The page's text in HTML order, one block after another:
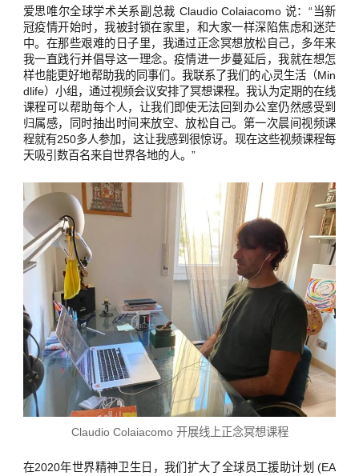
爱思唯尔全球学术关系副总裁 Claudio Colaiacomo 说：“当新
冠疫情开始时，我被封锁在家里，和大家一样深陷焦虑和迷茫
中。在那些艰难的日子里，我通过正念冥想放松自己，多年来
我一直践行并倡导这一理念。疫情进一步蔓延后，我就在想怎
样也能更好地帮助我的同事们。我联系了我们的心灵生活（Min
dlife）小组，通过视频会议安排了冥想课程。我认为定期的在线
课程可以帮助每个人，让我们即使无法回到办公室仍然感受到
归属感，同时抽出时间来放空、放松自己。第一次晨间视频课
程就有250多人参加，这让我感到很惊讶。现在这些视频课程每
天吸引数百名来自世界各地的人。”
Claudio Colaiacomo 开展线上正念冥想课程
在2020年世界精神卫生日，我们扩大了全球员工援助计划 (EA